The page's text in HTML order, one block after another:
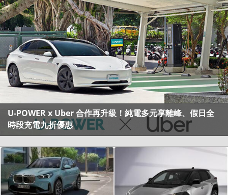
U-POWER x Uber 合作再升級！純電多元享離峰、假日全
時段充電九折優惠